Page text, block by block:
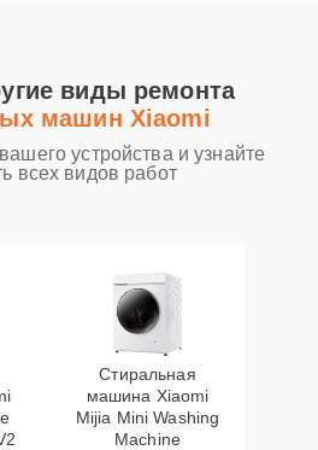
виды ремонта
машин Xiaomi
устройства и узнайте
всех видов работ
Стиральная
машина Xiaomi
Mijia Mini Washing
Machine